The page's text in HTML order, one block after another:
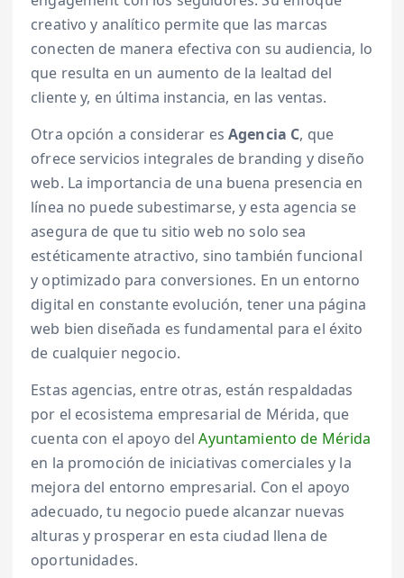
creativo y analítico permite que las marcas
conecten de manera efectiva con su audiencia, lo
que resulta en un aumento de la lealtad del
cliente y, en última instancia, en las ventas.
Otra opción a considerar esAgencia C, que
ofrece servicios integrales de branding y diseño
web. La importancia de una buena presencia en
línea no puede subestimarse, y esta agencia se
asegura de que tu sitio web no solo sea
estéticamente atractivo, sino también funcional
y optimizado para conversiones. En un entorno
digital en constante evolución, tener una página
web bien diseñada es fundamental para el éxito
de cualquier negocio.
Estas agencias, entre otras, están respaldadas
por el ecosistema empresarial de Mérida, que
cuenta con el apoyo delAyuntamiento de Mérida
en la promoción de iniciativas comerciales y la
mejora del entorno empresarial. Con el apoyo
adecuado, tu negocio puede alcanzar nuevas
alturas y prosperar en esta ciudad llena de
oportunidades.